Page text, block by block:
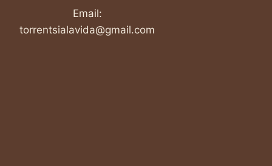
Email:
torrentsialavida@gmail.com